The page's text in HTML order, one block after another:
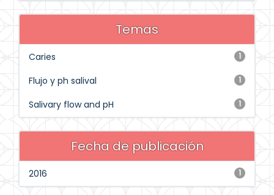
Temas
1
Caries
1
Flujo y ph salival
1
Salivary flow and pH
Fecha de publicación
1
2016